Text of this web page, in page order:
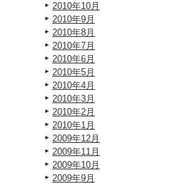
2010年10月
2010年9月
2010年8月
2010年7月
2010年6月
2010年5月
2010年4月
2010年3月
2010年2月
2010年1月
2009年12月
2009年11月
2009年10月
2009年9月